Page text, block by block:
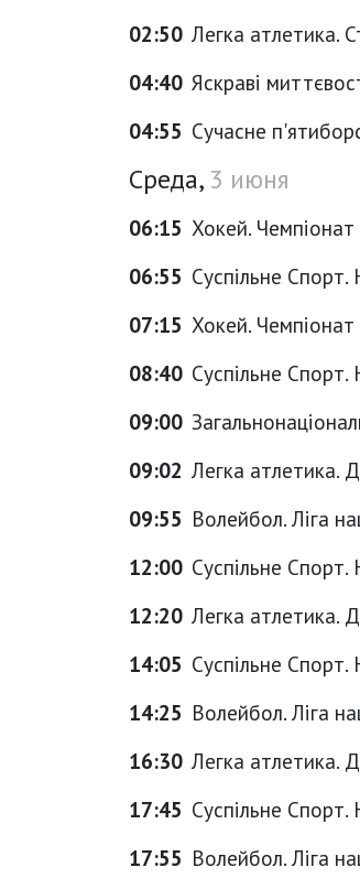
02:50 Легка атлетика.
04:40 Яскраві
04:55 Сучасне
Среда, 3 июня
06:15 Хокей. Чемпіонат
06:55 Суспільне Спорт.
07:15 Хокей. Чемпіонат
08:40 Суспільне Спорт.
09:00
09:02 Легка атлетика.
09:55 Волейбол. Ліга
12:00 Суспільне Спорт.
12:20 Легка атлетика.
14:05 Суспільне Спорт.
14:25 Волейбол. Ліга
16:30 Легка атлетика.
17:45 Суспільне Спорт.
17:55 Волейбол. Ліга